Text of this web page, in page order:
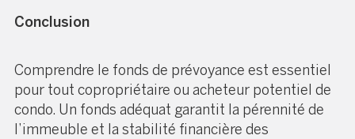
Conclusion
Comprendre le fonds de prévoyance est essentiel
pour tout copropriétaire ou acheteur potentiel de
condo. Un fonds adéquat garantit la pérennité de
l’immeuble et la stabilité financière des